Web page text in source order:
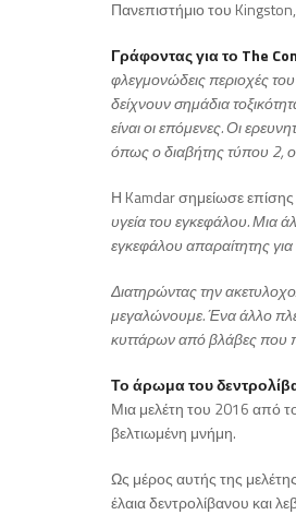
Πανεπιστήμιο του
Γράφοντας για το The
φλεγμονώδεις περιοχές
δείχνουν σημάδια
είναι οι επόμενες. Οι
όπως ο διαβήτης τύπου 2,
Η Kamdar σημείωσε επίσης
υγεία του εγκεφάλου. Μια
εγκεφάλου απαραίτητης
Διατηρώντας την
μεγαλώνουμε. Ένα άλλο
κυττάρων από βλάβες που
Το άρωμα του
Μια μελέτη του 2016 από
βελτιωμένη μνήμη.
Ως μέρος αυτής της
έλαια δεντρολίβανου και